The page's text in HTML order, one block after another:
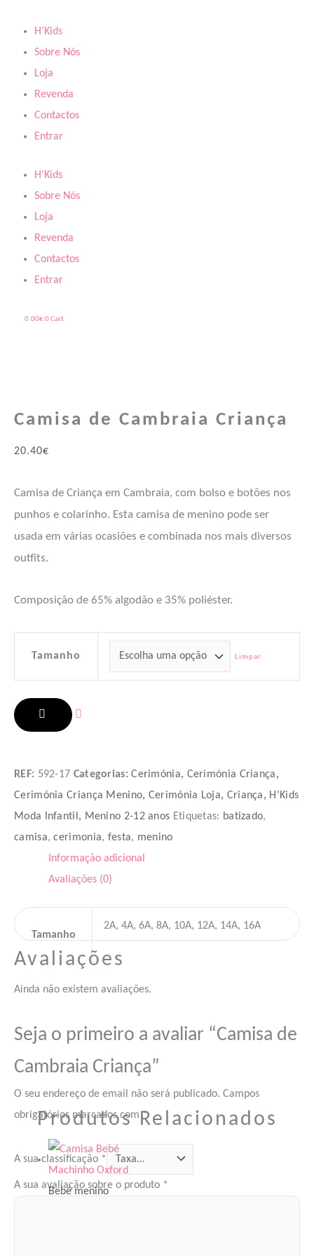
content
H’Kids
Sobre Nós
Loja
Revenda
Contactos
Entrar
H’Kids
Sobre Nós
Loja
Revenda
Contactos
Entrar
0.00€ 0Cart
Camisa de Cambraia Criança
20.40€
Camisa de Criança em Cambraia, com bolso e botões nos
punhos e colarinho. Esta camisa de menino pode ser
usada em várias ocasiões e combinada nos mais diversos
outfits.
Composição de 65% algodão e 35% poliéster.
Tamanho Limpar
Camisa
de
Criança
REF: 592-17 Categorias:Cerimónia, Cerimónia Criança,
Cerimónia Criança Menino, Cerimónia Loja, Criança, H'Kids
Moda Infantil , Menino 2-12 anos Etiquetas: batizado,
camisa,cerimonia, festa, menino
Informação adicional
Avaliações (0)
Tamanho
2A, 4A, 6A, 8A, 10A, 12A, 14A, 16A
Avaliações
Ainda não existem avaliações.
Seja o primeiro a avaliar “Camisa de
Cambraia Criança”
O seu endereço de email não será publicado. Campos
obrigatórios marcados com *
A sua classificação *
A sua avaliação sobre o produto *
Produtos Relacionados
Bebé menino
33.10€
33.10€